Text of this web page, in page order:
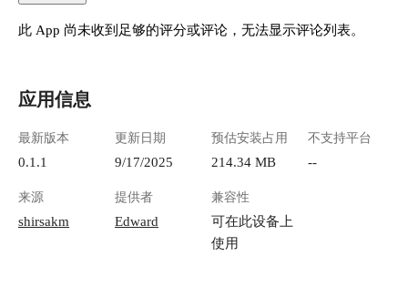
此 App 尚未收到足够的评分或评论，无法显示评论列表。
应用信息
最新版本
0.1.1
更新日期
9/17/2025
预估安装占用
214.34 MB
不支持平台
--
来源
shirsakm
提供者
Edward
兼容性
可在此设备上
使用